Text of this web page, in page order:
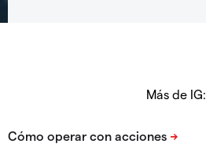
Más de IG: